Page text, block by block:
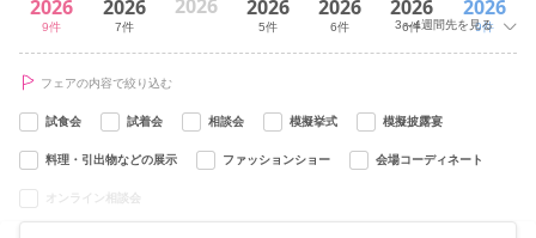
2026
9件
2026
7件
2026 2026
5件
2026
6件
2026
6件
2026
9件
3～4週間先を見る
フェアの内容で絞り込む
試食会 試着会 相談会 模擬挙式 模擬披露宴
料理・引出物などの展示 ファッションショー 会場コーディネート
オンライン相談会